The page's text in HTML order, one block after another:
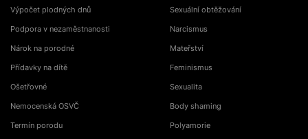
Výpočet plodných dnů
Podpora v nezaměstnanosti
Nárok na porodné
Přídavky na dítě
Ošetřovné
Nemocenská OSVČ
Termín porodu
Sexuální obtěžování
Narcismus
Mateřství
Feminismus
Sexualita
Body shaming
Polyamorie